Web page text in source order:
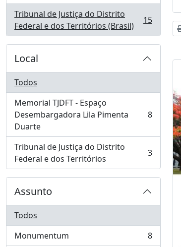
Tribunal de Justiça do Distrito
Federal e dos Territórios (Brasil)
, 15 resultados 15
Local
Todos
Memorial TJDFT - Espaço
Desembargadora Lila Pimenta
Duarte
, 8 resultados 8
Tribunal de Justiça do Distrito
Federal e dos Territórios
, 3 resultados 3
Assunto
Todos
Monumentum
, 8 resultados
8